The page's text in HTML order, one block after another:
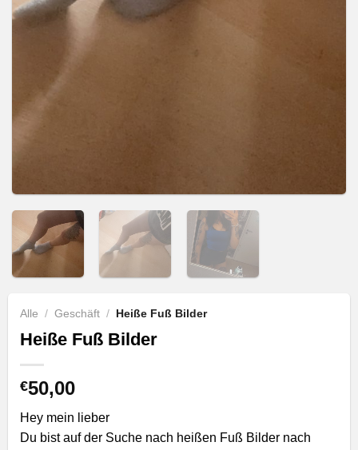
Alle / Geschäft / Heiße Fuß Bilder
Heiße Fuß Bilder
€50,00
Hey mein lieber
Du bist auf der Suche nach heißen Fuß Bilder nach